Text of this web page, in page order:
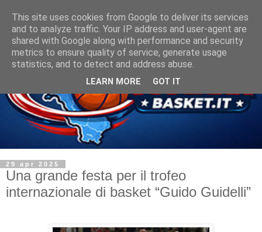
29 apr 2025
Una grande festa per il trofeo
internazionale di basket “Guido Guidelli”
This site uses cookies from Google to deliver its services
and to analyze traffic. Your IP address and user-agent are
shared with Google along with performance and security
metrics to ensure quality of service, generate usage
statistics, and to detect and address abuse.
LEARN MORE GOT IT